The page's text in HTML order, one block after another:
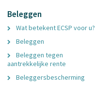
Beleggen
Wat betekent ECSP voor u?
Beleggen
Beleggen tegen
aantrekkelijke rente
Beleggersbescherming